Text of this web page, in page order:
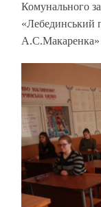
Комунального
«Лебединський
А.С.Макаренка»